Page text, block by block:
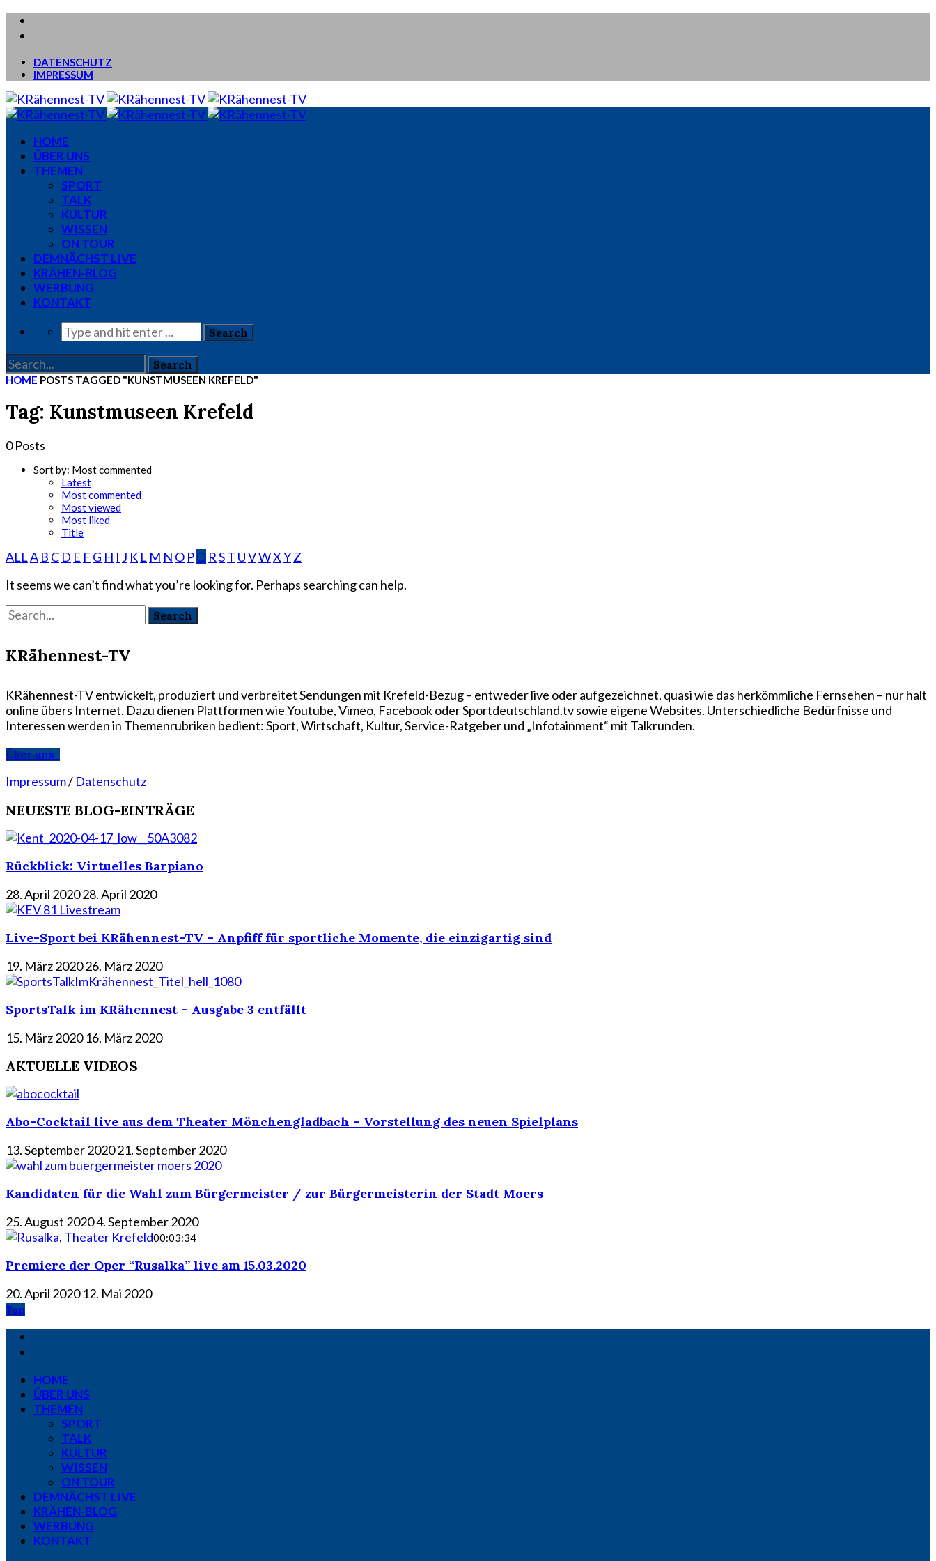
DATENSCHUTZ
IMPRESSUM
HOME
ÜBER UNS
THEMEN
SPORT
TALK
KULTUR
WISSEN
ON TOUR
DEMNÄCHST LIVE
KRÄHEN-BLOG
WERBUNG
KONTAKT
HOME POSTS TAGGED "KUNSTMUSEEN KREFELD"
Tag: Kunstmuseen Krefeld
0 Posts
Sort by: Most commented
Latest
Most commented
Most viewed
Most liked
Title
ALLA B C D E F G H I J K L M N O PQ RST UVWXYZ
It seems we can’t find what you’re looking for. Perhaps searching can help.
KRähennest-TV
KRähennest-TV entwickelt, produziert und verbreitet Sendungen mit Krefeld-Bezug – entweder live oder aufgezeichnet, quasi wie das herkömmliche Fernsehen – nur halt
online übers Internet. Dazu dienen Plattformen wie Youtube, Vimeo, Facebook oder Sportdeutschland.tv sowie eigene Websites. Unterschiedliche Bedürfnisse und
Interessen werden in Themenrubriken bedient: Sport, Wirtschaft, Kultur, Service-Ratgeber und „Infotainment“ mit Talkrunden.
Über uns
Impressum/ Datenschutz
NEUESTE BLOG-EINTRÄGE
Rückblick: Virtuelles Barpiano
28. April 202028. April 2020
Live-Sport bei KRähennest-TV – Anpfiff für sportliche Momente, die einzigartig sind
19. März 202026. März 2020
SportsTalk im KRähennest – Ausgabe 3 entfällt
15. März 2020 16. März 2020
AKTUELLE VIDEOS
Abo-Cocktail live aus dem Theater Mönchengladbach – Vorstellung des neuen Spielplans
13. September 202021. September 2020
Kandidaten für die Wahl zum Bürgermeister / zur Bürgermeisterin der Stadt Moers
25. August 20204. September 2020
00:03:34
Premiere der Oper “Rusalka” live am 15.03.2020
20. April 2020 12. Mai 2020
Top
HOME
ÜBER UNS
THEMEN
SPORT
TALK
KULTUR
WISSEN
ON TOUR
DEMNÄCHST LIVE
KRÄHEN-BLOG
WERBUNG
KONTAKT